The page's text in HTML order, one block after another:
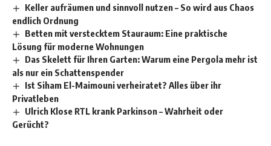
Keller aufräumen und sinnvoll nutzen – So wird aus Chaos
endlich Ordnung
Betten mit verstecktem Stauraum: Eine praktische
Lösung für moderne Wohnungen
Das Skelett für Ihren Garten: Warum eine Pergola mehr ist
als nur ein Schattenspender
Ist Siham El-Maimouni verheiratet? Alles über ihr
Privatleben
Ulrich Klose RTL krank Parkinson – Wahrheit oder
Gerücht?